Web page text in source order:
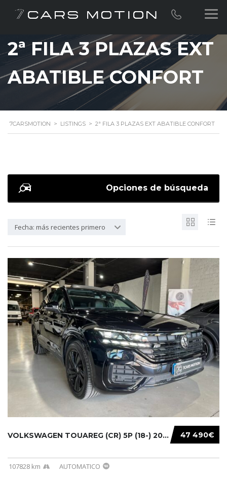
2ª FILA 3 PLAZAS EXT
ABATIBLE CONFORT
7CARSMOTION > LISTINGS > 2ª FILA 3 PLAZAS EXT ABATIBLE CONFORT
Opciones de búsqueda
Fecha: más recientes primero
47 490€
VOLKSWAGEN TOUAREG (CR) 5P (18-) 2021...
107828 km AUTOMATICO